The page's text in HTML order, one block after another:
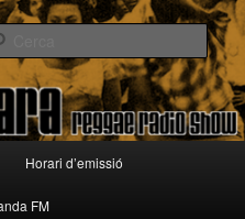
Cerca
Horari d’emissió
FM